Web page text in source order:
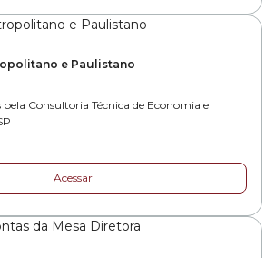
e Paulistano
Consultoria Técnica de Economia e
Acessar